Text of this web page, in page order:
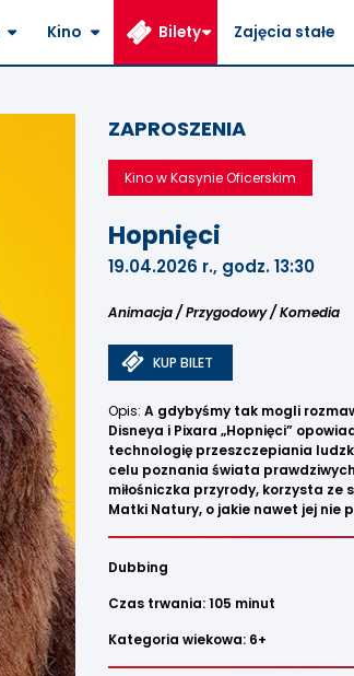
Kino Bilety Zajęcia stałe
ZAPROSZENIA
Kino w Kasynie Oficerskim
Hopnięci
19.04.2026 r., godz. 13:30
Animacja / Przygodowy / Komedia
KUP BILET
Opis:A gdybyśmy tak mogli
Disneya i Pixara „Hopnięci”
technologię przeszczepiania
celu poznania świata
miłośniczka przyrody, korzysta
Matki Natury, o jakie nawet jej nie
Dubbing
Czas trwania: 105 minut
Kategoria wiekowa: 6+